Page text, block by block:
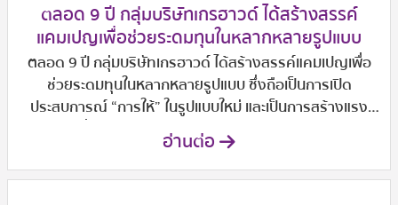
ตลอด 9 ปี กลุ่มบริษัทเกรฮาวด์ ได้สร้างสรรค์
แคมเปญเพื่อช่วยระดมทุนในหลากหลายรูปแบบ
ตลอด 9 ปี กลุ่มบริษัทเกรฮาวด์ ได้สร้างสรรค์แคมเปญเพื่อ
ช่วยระดมทุนในหลากหลายรูปแบบ ซึ่งถือเป็นการเปิด
ประสบการณ์ “การให้” ในรูปแบบใหม่ และเป็นการสร้างแรง
บันดาลใจเกี่ยวกับ “การให้” ไปยังกลุ่มคนรุ่นใหม่ อาทิ การเชิญ
ศิลปินมาวาดภาพลูกค้าในร้าน แบ่งรายได้จากการจำหน่าย
อาหารจานซิคเนเจอร์ จัดทำคลิปวิดีโอช่วยระดมทุน รวมถึง
อ่านต่อ